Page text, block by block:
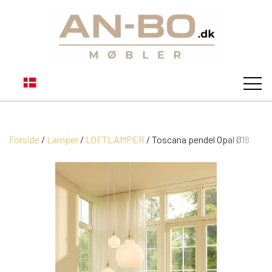
STUEN
MODUL SOFAER
MODUL SOFA DALLAS
SOFABORDE
SPISESTUEN
VITRINER
SOVEVÆRELSE
Forside Lamper LOFTLAMPER Toscana pendel Opal Ø18